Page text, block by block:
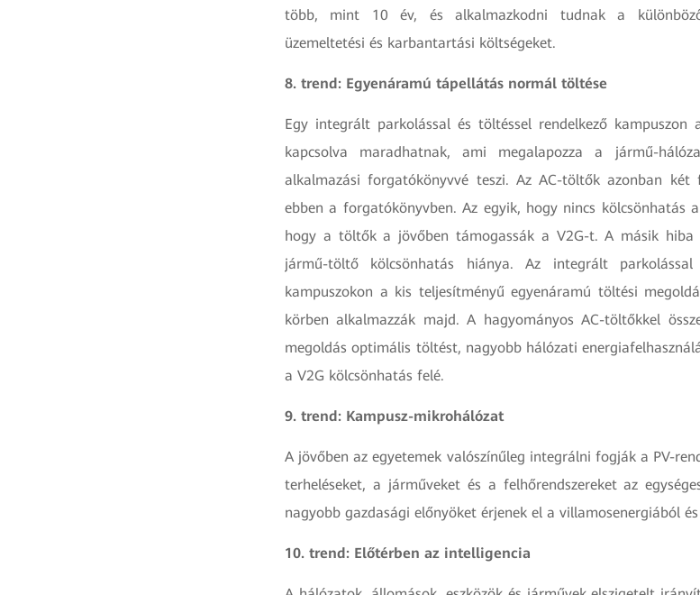
több, mint 10 év, és alkalmazkodni tudnak a különböző
üzemeltetési és karbantartási költségeket.
8. trend: Egyenáramú tápellátás normál töltése
Egy integrált parkolással és töltéssel rendelkező kampuszon
kapcsolva maradhatnak, ami megalapozza a jármű-
alkalmazási forgatókönyvvé teszi. Az AC-töltők azonban
ebben a forgatókönyvben. Az egyik, hogy nincs kölcsönhatás
hogy a töltők a jövőben támogassák a V2G-t. A másik
jármű-töltő kölcsönhatás hiánya. Az integrált
kampuszokon a kis teljesítményű egyenáramú töltési
körben alkalmazzák majd. A hagyományos AC-töltőkkel
megoldás optimális töltést, nagyobb hálózati
a V2G kölcsönhatás felé.
9. trend: Kampusz-mikrohálózat
A jövőben az egyetemek valószínűleg integrálni fogják a PV-
terheléseket, a járműveket és a felhőrendszereket az
nagyobb gazdasági előnyöket érjenek el a villamosenergiából
10. trend: Előtérben az intelligencia